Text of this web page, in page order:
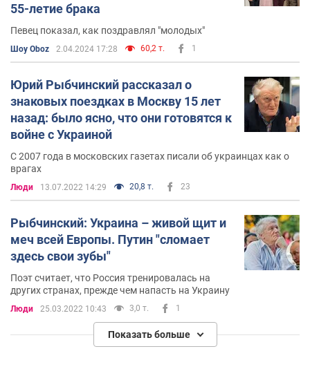
55-летие брака
Певец показал, как поздравлял "молодых"
Шоу Oboz 2.04.2024 17:28 60,2 т. 1
Юрий Рыбчинский рассказал о
знаковых поездках в Москву 15 лет
назад: было ясно, что они готовятся к
войне с Украиной
С 2007 года в московских газетах писали об украинцах как о
врагах
Люди 13.07.2022 14:29 20,8 т. 23
Рыбчинский: Украина – живой щит и
меч всей Европы. Путин "сломает
здесь свои зубы"
Поэт считает, что Россия тренировалась на
других странах, прежде чем напасть на Украину
Люди 25.03.2022 10:43 3,0 т. 1
Показать больше